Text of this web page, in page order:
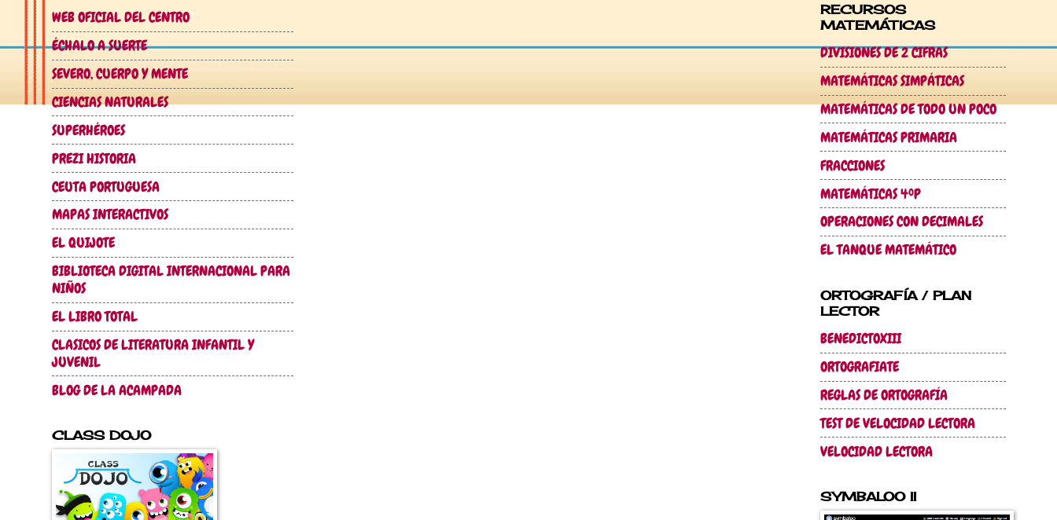
WEB OFICIAL DEL CENTRO
ÉCHALO A SUERTE
SEVERO, CUERPO Y MENTE
CIENCIAS NATURALES
SUPERHÉROES
PREZI HISTORIA
CEUTA PORTUGUESA
MAPAS INTERACTIVOS
EL QUIJOTE
BIBLIOTECA DIGITAL INTERNACIONAL PARA
NIÑOS
EL LIBRO TOTAL
CLASICOS DE LITERATURA INFANTIL Y
JUVENIL
BLOG DE LA ACAMPADA
CLASS DOJO
RECURSOS
MATEMÁTICAS
DIVISIONES DE 2 CIFRAS
MATEMÁTICAS SIMPÁTICAS
MATEMÁTICAS DE TODO UN POCO
MATEMÁTICAS PRIMARIA
FRACCIONES
MATEMÁTICAS 4ºP
OPERACIONES CON DECIMALES
EL TANQUE MATEMÁTICO
ORTOGRAFÍA / PLAN
LECTOR
BENEDICTOXIII
ORTOGRAFIATE
REGLAS DE ORTOGRAFÍA
TEST DE VELOCIDAD LECTORA
VELOCIDAD LECTORA
SYMBALOO II